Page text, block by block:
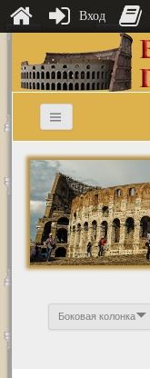
Боковая колонка
Вход